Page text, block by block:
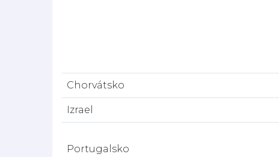
Chorvátsko
Izrael
Portugalsko